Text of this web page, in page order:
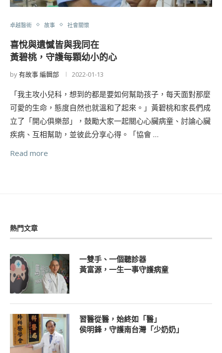
卓越醫術 故事 社會關懷
喜悅與遺憾皆與我同在
黃碧桃，守護每顆幼小的心
by有故事 編輯部 2022-01-13
「我主攻小兒科，想到的都是要如何幫助孩子，每天面對那麼
可愛的生命，態度自然也就溫和了起來。」黃碧桃和家長們成
立了「開心俱樂部」，鼓勵大家一起關心心臟病童、討論心臟
疾病、互相幫助，並彼此分享心得。「協會 …
Read more
熱門文章
一雙手、一個聽診器
黃富源，一生一事守護病童
習醫從醫，始終如「醫」
侯明鋒，守護南台灣「少奶奶」